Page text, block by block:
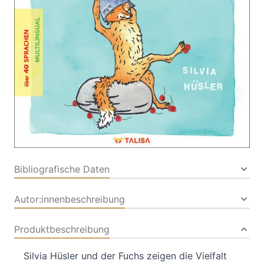
Von Silvia Hüsler
Verlag: TALISA
Kinderbuch Verlag
01.10.2022
32 Seiten
ISBN: 978-3-93961968-
Bibliografische Daten
Autor:innenbeschreibung
Produktbeschreibung
Silvia Hüsler und der Fuchs zeigen die Vielfalt